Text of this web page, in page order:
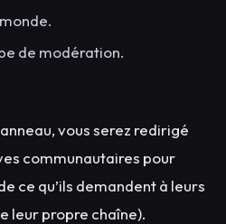
de modération.
vous serez redirigé
communautaires pour
ce qu’ils demandent à leurs
leur propre chaîne).